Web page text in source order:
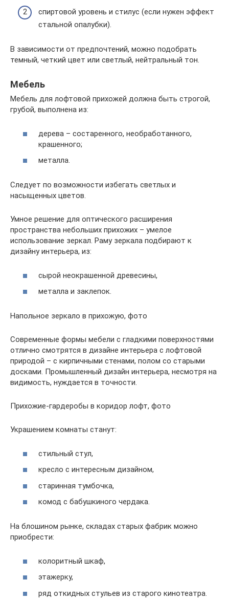
спиртовой уровень и стилус (если нужен эффект
стальной опалубки).
В зависимости от предпочтений, можно подобрать
темный, четкий цвет или светлый, нейтральный тон.
Мебель
Мебель для лофтовой прихожей должна быть строгой,
грубой, выполнена из:
дерева – состаренного, необработанного,
крашенного;
металла.
Следует по возможности избегать светлых и
насыщенных цветов.
Умное решение для оптического расширения
пространства небольших прихожих – умелое
использование зеркал. Раму зеркала подбирают к
дизайну интерьера, из:
сырой неокрашенной древесины,
металла и заклепок.
Напольное зеркало в прихожую, фото
Современные формы мебели с гладкими поверхностями
отлично смотрятся в дизайне интерьера с лофтовой
природой – с кирпичными стенами, полом со старыми
досками. Промышленный дизайн интерьера, несмотря на
видимость, нуждается в точности.
Прихожие-гардеробы в коридор лофт, фото
Украшением комнаты станут:
стильный стул,
кресло с интересным дизайном,
старинная тумбочка,
комод с бабушкиного чердака.
На блошином рынке, складах старых фабрик можно
приобрести:
колоритный шкаф,
этажерку,
ряд откидных стульев из старого кинотеатра.